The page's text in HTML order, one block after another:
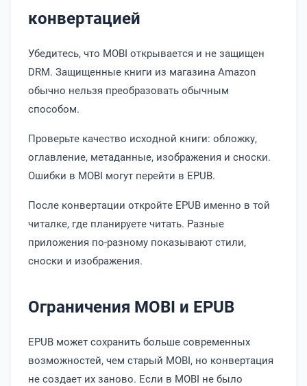
конвертацией
Убедитесь, что MOBI открывается и не защищен
DRM. Защищенные книги из магазина Amazon
обычно нельзя преобразовать обычным
способом.
Проверьте качество исходной книги: обложку,
оглавление, метаданные, изображения и сноски.
Ошибки в MOBI могут перейти в EPUB.
После конвертации откройте EPUB именно в той
читалке, где планируете читать. Разные
приложения по-разному показывают стили,
сноски и изображения.
Ограничения MOBI и EPUB
EPUB может сохранить больше современных
возможностей, чем старый MOBI, но конвертация
не создает их заново. Если в MOBI не было